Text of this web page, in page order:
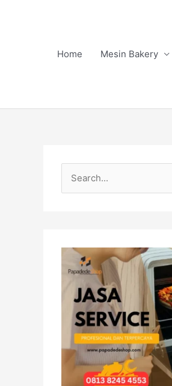
Home
Mesin Bakery